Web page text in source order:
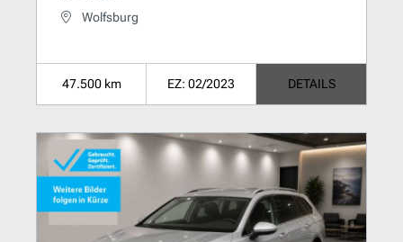
Wolfsburg
47.500 km EZ: 02/2023 DETAILS